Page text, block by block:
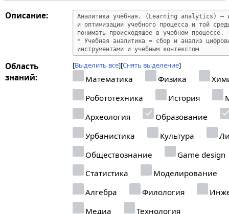
Описание:
Область
знаний:
Выделить все Снять выделение
Математика Физика
Робототехника
История
Археология
Образование
Урбанистика
Культура
Обществознание
Game design
Статистика
Моделирование
Алгебра
Филология
Медиа
Технология